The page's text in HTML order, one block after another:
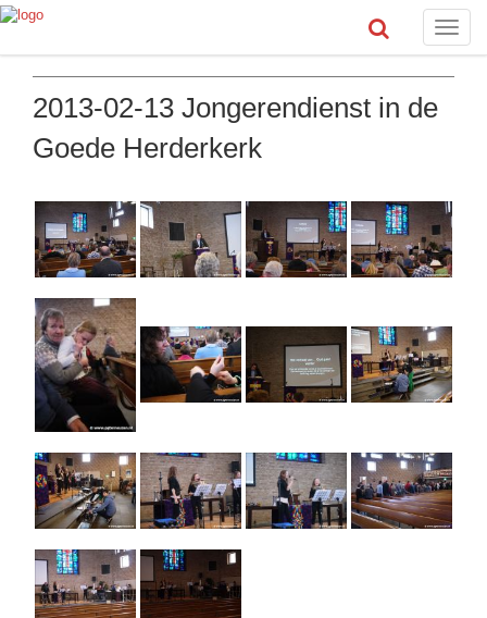
Toggle
2013-02-13 Jongerendienst in de
Goede Herderkerk